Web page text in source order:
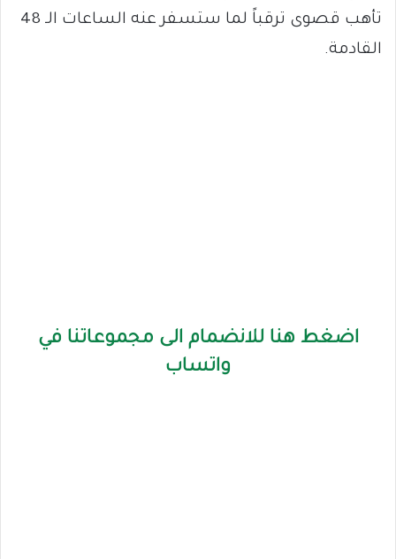
تأهب قصوى ترقباً لما ستسفر عنه الساعات الـ 48
القادمة.
اضغط هنا للانضمام الى مجموعاتنا في
واتساب